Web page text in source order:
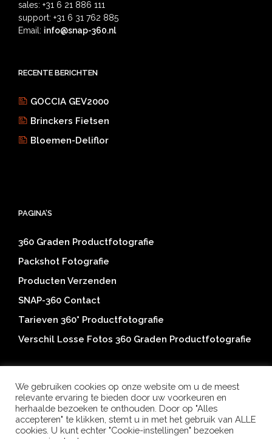
sales: +31 6 21 886 111
support: +31 6 31 762 885
Email: info@snap-360.nl
RECENTE BERICHTEN
GOCCIA GEV2000
Brinckers Fietsen
Bloemen-Deliflor
PAGINA’S
360 Graden Productfotografie
Packshot Fotografie
Producten Verzenden
SNAP-360 Contact
Tarieven 360° Productfotografie
Verschil Losse Fotos 360 Graden Productfotografie
We gebruiken cookies op onze website om u de meest
relevante ervaring te bieden door uw voorkeuren en
herhaalde bezoeken te onthouden. Door op "Alles
accepteren" te klikken, stemt u in met het gebruik van ALLE
cookies. U kunt echter "Cookie-instellingen" bezoeken